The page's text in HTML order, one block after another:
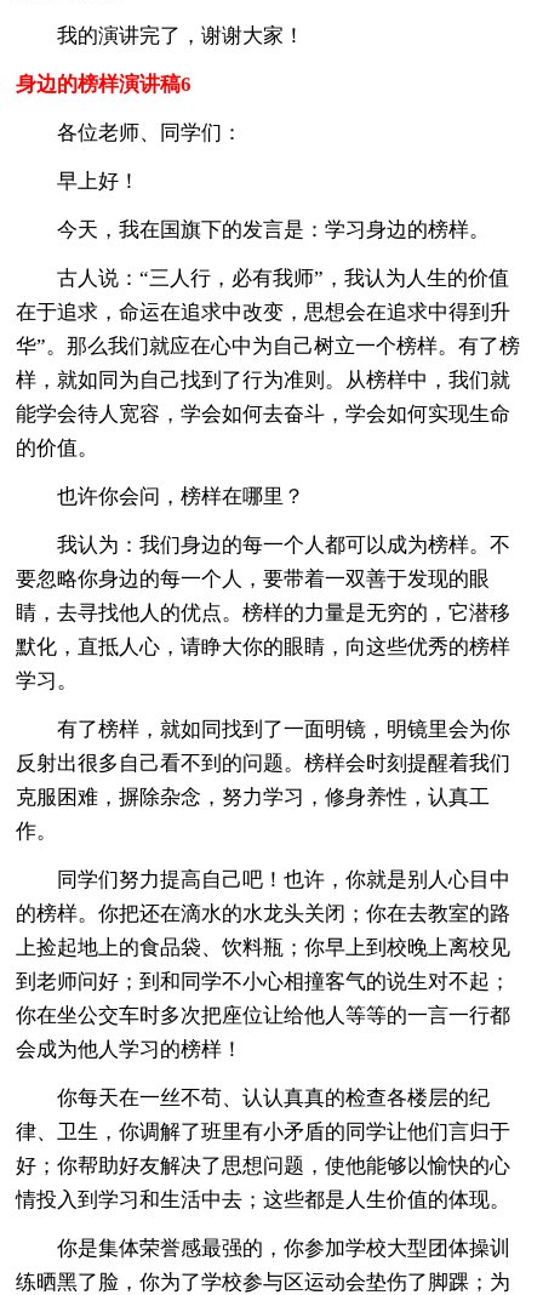
我的演讲完了，谢谢大家！
身边的榜样演讲稿6
各位老师、同学们：
早上好！
今天，我在国旗下的发言是：学习身边的榜样。
古人说：“三人行，必有我师”，我认为人生的价值
在于追求，命运在追求中改变，思想会在追求中得到升
华”。那么我们就应在心中为自己树立一个榜样。有了榜
样，就如同为自己找到了行为准则。从榜样中，我们就
能学会待人宽容，学会如何去奋斗，学会如何实现生命
的价值。
也许你会问，榜样在哪里？
我认为：我们身边的每一个人都可以成为榜样。不
要忽略你身边的每一个人，要带着一双善于发现的眼
睛，去寻找他人的优点。榜样的力量是无穷的，它潜移
默化，直抵人心，请睁大你的眼睛，向这些优秀的榜样
学习。
有了榜样，就如同找到了一面明镜，明镜里会为你
反射出很多自己看不到的问题。榜样会时刻提醒着我们
克服困难，摒除杂念，努力学习，修身养性，认真工
作。
同学们努力提高自己吧！也许，你就是别人心目中
的榜样。你把还在滴水的水龙头关闭；你在去教室的路
上捡起地上的食品袋、饮料瓶；你早上到校晚上离校见
到老师问好；到和同学不小心相撞客气的说生对不起；
你在坐公交车时多次把座位让给他人等等的一言一行都
会成为他人学习的榜样！
你每天在一丝不苟、认认真真的检查各楼层的纪
律、卫生，你调解了班里有小矛盾的同学让他们言归于
好；你帮助好友解决了思想问题，使他能够以愉快的心
情投入到学习和生活中去；这些都是人生价值的体现。
你是集体荣誉感最强的，你参加学校大型团体操训
练晒黑了脸，你为了学校参与区运动会垫伤了脚踝；为